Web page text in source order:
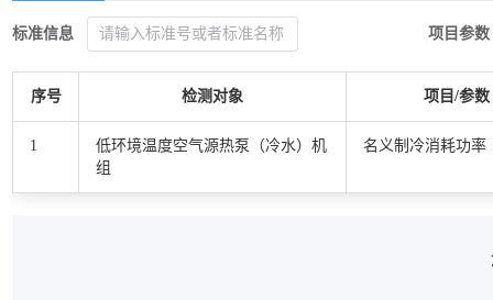
标准信息 项目参数
序号 检测对象 项目/参数
1
低环境温度空气源热泵（冷水）机
组
名义制冷消耗功率